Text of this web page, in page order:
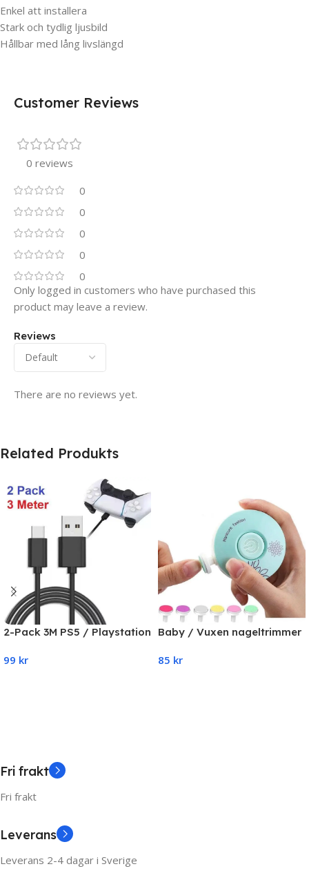
Enkel att installera
Stark och tydlig ljusbild
Hållbar med lång livslängd
Customer Reviews
0 reviews
0
0
0
0
0
Reviews
There are no reviews yet.
Only logged in customers who have purchased this
product may leave a review.
Related Produkts
2-Pack 3M PS5 / Playstation
handkontroll
99 kr
Baby / Vuxen nageltrimmer
ersättningsdynor
85 kr
Fri frakt
Fri frakt
Leverans
Leverans 2-4 dagar i Sverige